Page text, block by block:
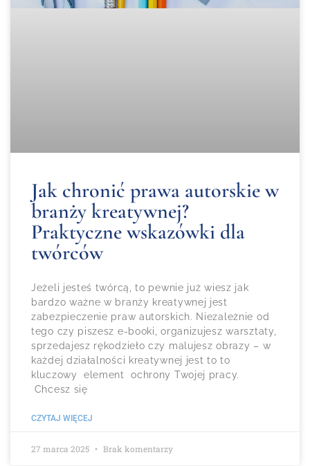
Jak chronić prawa autorskie w
branży kreatywnej?
Praktyczne wskazówki dla
twórców
Jeżeli jesteś twórcą, to pewnie już wiesz jak
bardzo ważne w branży kreatywnej jest
zabezpieczenie praw autorskich. Niezależnie od
tego czy piszesz e-booki, organizujesz warsztaty,
sprzedajesz rękodzieło czy malujesz obrazy – w
każdej działalności kreatywnej jest to to
kluczowy element ochrony Twojej pracy.
Chcesz się
CZYTAJ WIĘCEJ
27 marca 2025 Brak komentarzy